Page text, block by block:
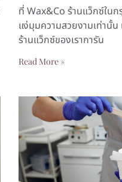
ที่ Wax&Co ร้านแว็กซ์ในก
แง่มุมความสวยงามเท่านั้
ร้านแว็กซ์ของเราการัน
Read More »